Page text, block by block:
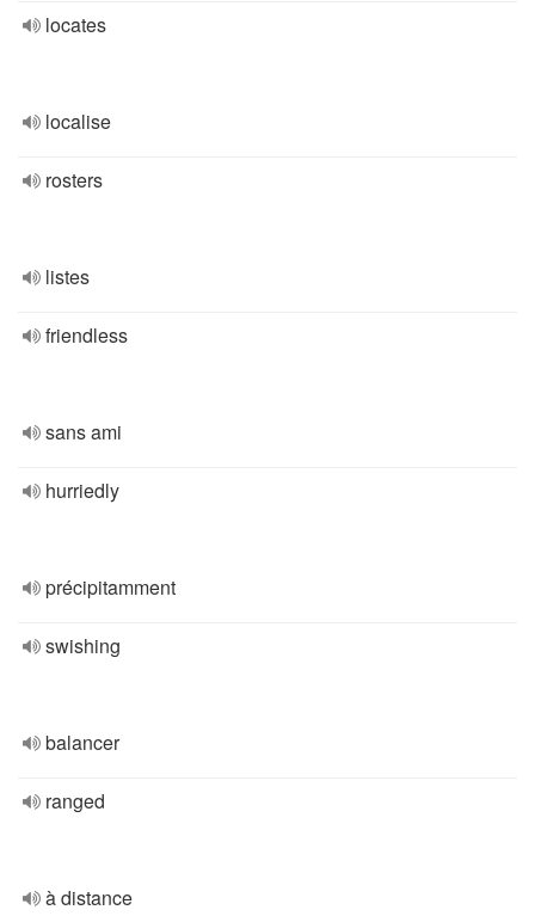
locates
localise
rosters
listes
friendless
sans ami
hurriedly
précipitamment
swishing
balancer
ranged
à distance